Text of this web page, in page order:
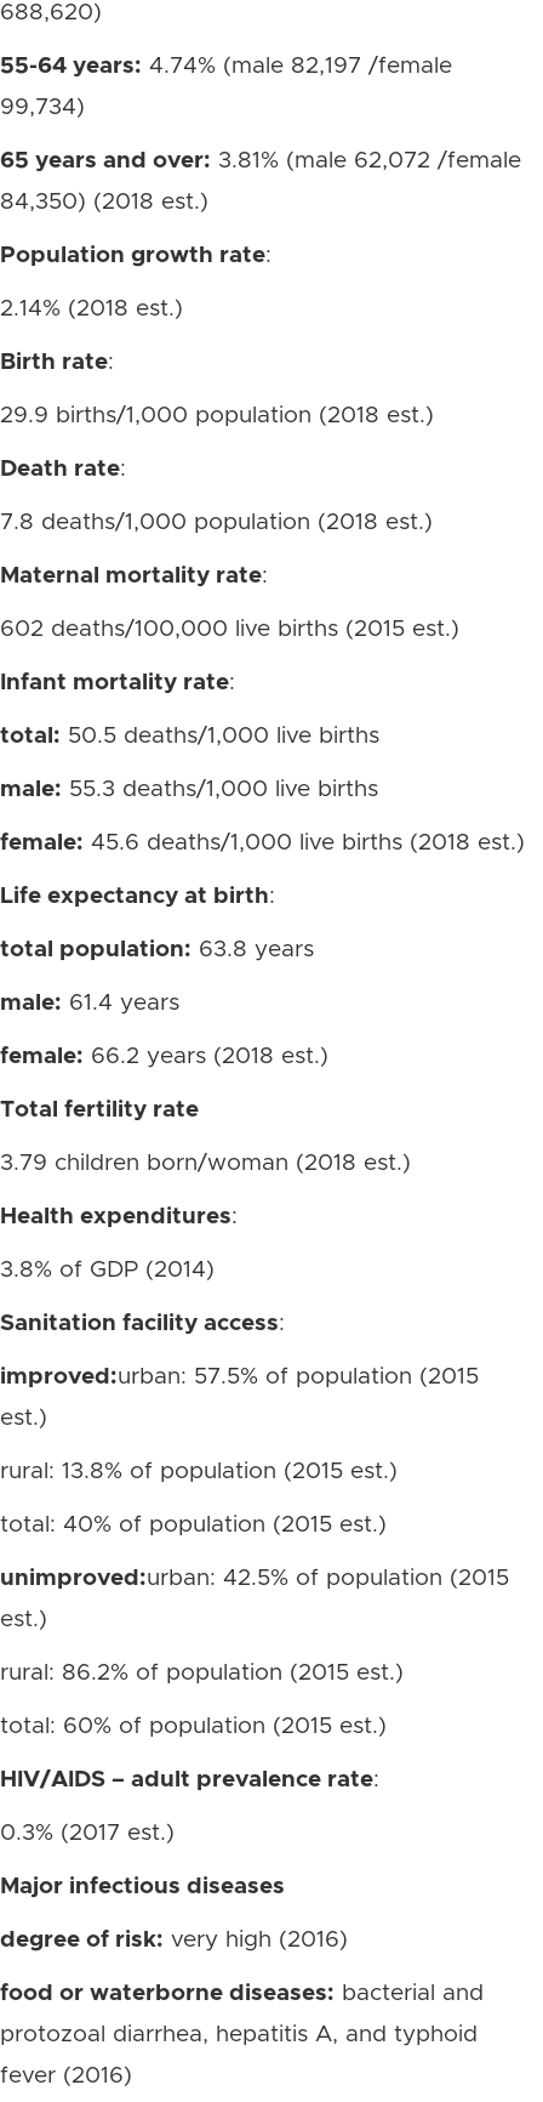
688,620)
55-64 years: 4.74% (male 82,197 /female
99,734)
65 years and over: 3.81% (male 62,072 /female
84,350) (2018 est.)
Population growth rate:
2.14% (2018 est.)
Birth rate:
29.9 births/1,000 population (2018 est.)
Death rate:
7.8 deaths/1,000 population (2018 est.)
Maternal mortality rate:
602 deaths/100,000 live births (2015 est.)
Infant mortality rate:
total: 50.5 deaths/1,000 live births
male: 55.3 deaths/1,000 live births
female: 45.6 deaths/1,000 live births (2018 est.)
Life expectancy at birth:
total population: 63.8 years
male: 61.4 years
female: 66.2 years (2018 est.)
Total fertility rate
3.79 children born/woman (2018 est.)
Health expenditures:
3.8% of GDP (2014)
Sanitation facility access:
improved:urban: 57.5% of population (2015
est.)
rural: 13.8% of population (2015 est.)
total: 40% of population (2015 est.)
unimproved:urban: 42.5% of population (2015
est.)
rural: 86.2% of population (2015 est.)
total: 60% of population (2015 est.)
HIV/AIDS – adult prevalence rate:
0.3% (2017 est.)
Major infectious diseases
degree of risk: very high (2016)
food or waterborne diseases: bacterial and
protozoal diarrhea, hepatitis A, and typhoid
fever (2016)